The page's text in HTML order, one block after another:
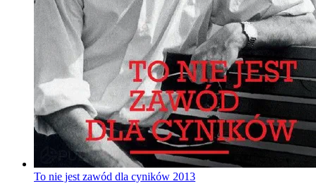
To nie jest zawód dla cyników 2013